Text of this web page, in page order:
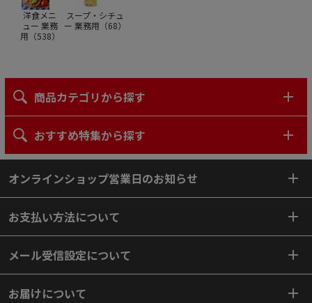
洋食メニ
ュー 業務
用（538）
スープ・シチュ
ー 業務用（68）
商品カテゴリから探す
おすすめ特集から探す
オンラインショップ営業日のお知らせ
お支払い方法について
メール受信設定について
お届けについて